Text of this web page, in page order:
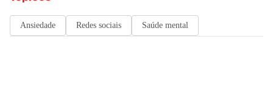
Ansiedade Redes sociais Saúde mental